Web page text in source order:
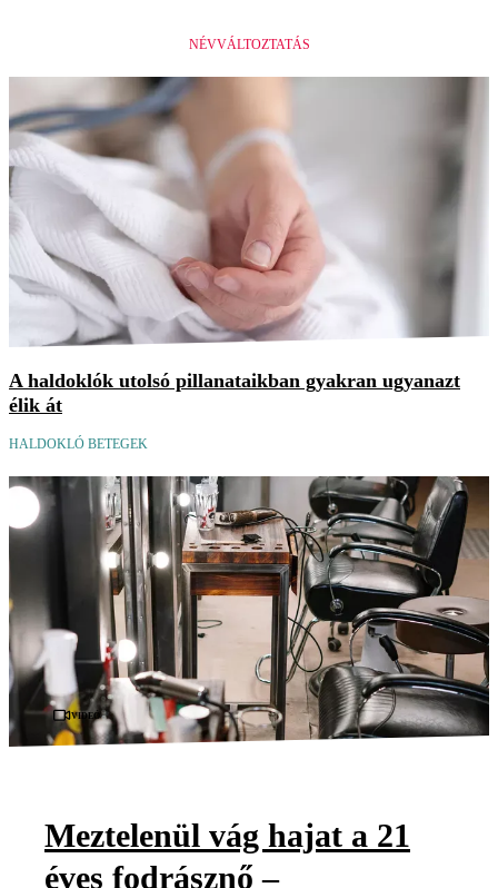
NÉVVÁLTOZTATÁS
A haldoklók utolsó pillanataikban gyakran ugyanazt
élik át
HALDOKLÓ BETEGEK
Videó
Meztelenül vág hajat a 21
éves fodrásznő –